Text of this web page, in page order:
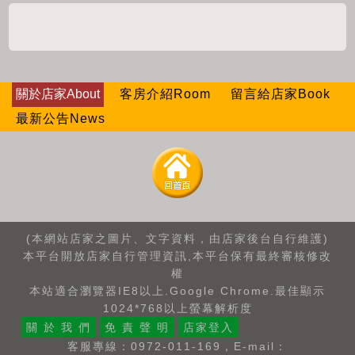
關於店家About 客房介紹Room
留言給店家Book
最新公告News
(本網站店家之圖片、文字資料，由店家後台自行維護)
本平台開放店家自行管理資訊,本平台保有最終審核修改
權
本站適合瀏覽器IE8以上.Google Chrome.最佳顯示
1024*768以上螢幕解析度
關 於 我 們
免 責 聲 明
店家登入
客服專線：0972-011-169，E-mail：